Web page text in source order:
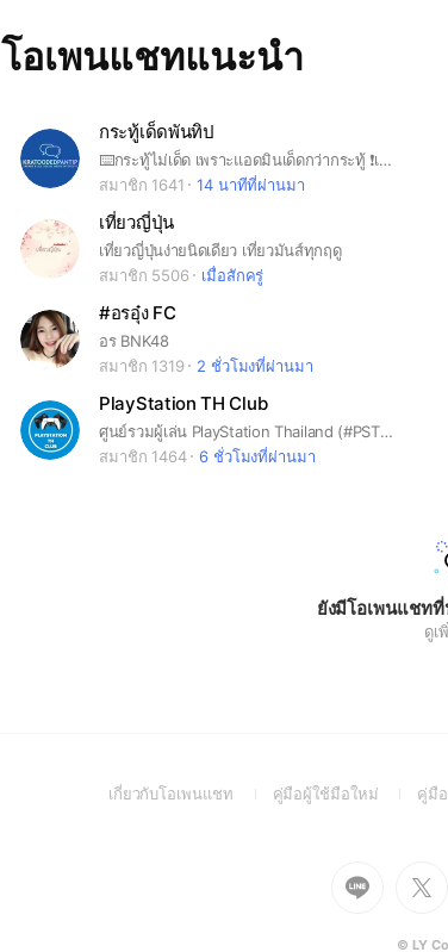
โอเพนแชทแนะนำ
กระทู้เด็ดพันทิป
⌨️กระทู้ไม่เด็ด เพราะแอดมินเด็ดกว่ากระทู้ ❗️เข้ากลุ่มมาต้องอ่านกฎในโน๊ตก่อน ‼️ตั้งชื่อดีๆที่พอจะมีความหมาย ⁉️ใส่รูปด้วย ⭕️รับทราบและเข้าใจใช่ไหมคะ ⛔️แอดมินห้องนี้ไม่ปกติค่ะ เถื่อนมาก!!!!!!
สมาชิก 1641
14 นาทีที่ผ่านมา
เที่ยวญี่ปุ่น
เที่ยวญี่ปุ่นง่ายนิดเดียว เที่ยวมันส์ทุกฤดู
สมาชิก 5506
เมื่อสักครู่
#อรอุ๋ง FC
อร BNK48
สมาชิก 1319
2 ชั่วโมงที่ผ่านมา
PlayStation TH Club
ศูนย์รวมผู้เล่น PlayStation Thailand (#PSTH) หาเพื่อน พูดคุย แลกเปลี่ยนข่าวสาร ตอบปัญหาการใช้งาน
สมาชิก 1464
6 ชั่วโมงที่ผ่านมา
ยังมีโอเพนแชท
ดูเ
เกี่ยวกับโอเพนแชท
(Openคู่มือผู้ใช้มือใหม่
(Open
window)
คู่มื
Go
to
(Open
Go
to
© LY